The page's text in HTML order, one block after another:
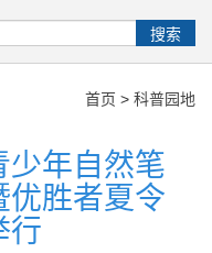
搜索
首页 > 科普园地
少年自然笔
优胜者夏令
行